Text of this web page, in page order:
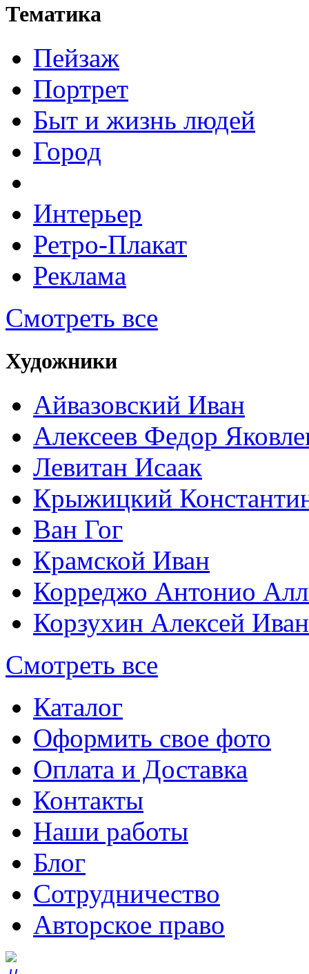
Тематика
Пейзаж
Портрет
Быт и жизнь людей
Город
Интерьер
Ретро-Плакат
Реклама
Смотреть все
Художники
Айвазовский Иван
Алексеев Федор
Левитан Исаак
Крыжицкий
Ван Гог
Крамской Иван
Корреджо Антонио
Корзухин Алексей
Смотреть все
Каталог
Оформить свое фото
Оплата и Доставка
Контакты
Наши работы
Блог
Сотрудничество
Авторское право